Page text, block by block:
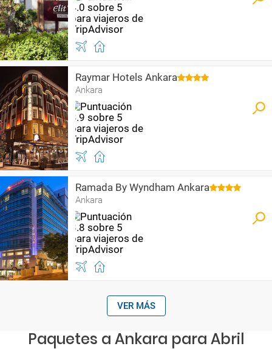
Raymar Hotels Ankara
Ankara
Ramada By Wyndham Ankara
Ankara
VER MÁS
Paquetes a Ankara para Abril